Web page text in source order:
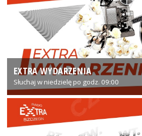
EXTRA WYDARZENIA
Słuchaj w niedzielę po godz. 09:00